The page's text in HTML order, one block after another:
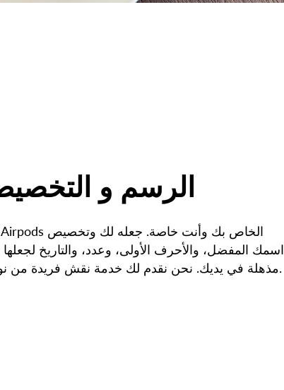
الرسم و
اسمك المفضل، والأحرف الأولى، وعدد، والتاريخ لجعلها
مذهلة في يديك. نحن نقدم لك خدمة نقش فريدة من نوعها.